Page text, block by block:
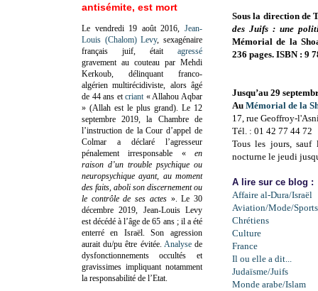
Sous la direction de
des Juifs : une
Mémorial de la
236 pages. ISBN : 9
Jusqu’au 29
Au Mémorial de la
17, rue Geoffroy-
Tél. : 01 42 77 44 72
Tous les jours,
nocturne le jeudi
A lire sur ce blog :
Affaire al-Dura/Israël
Aviation/Mode/Sports
Chrétiens
Culture
France
Il ou elle a dit...
Judaïsme/Juifs
Monde arabe/Islam
antisémite, est mort
Le vendredi 19 août 2016, Jean-
Louis (Chalom) Levy, sexagénaire
français juif, était agressé
gravement au couteau par Mehdi
Kerkoub, délinquant franco-
algérien multirécidiviste, alors âgé
de 44 ans etcriant « Allahou Aqbar
» (Allah est le plus grand). Le 12
septembre 2019, la Chambre de
l’instruction de la Cour d’appel de
Colmar a déclaré l’agresseur
pénalement irresponsable «en
raison d’un trouble psychique ou
neuropsychique ayant, au moment
des faits, aboli son discernement ou
le contrôle de ses actes». Le 30
décembre 2019, Jean-Louis Levy
est décédé à l’âge de 65 ans ; il a été
enterré en Israël. Son agression
aurait du/pu être évitée. Analysede
dysfonctionnements occultés et
gravissimes impliquant notamment
la responsabilité de l’Etat.